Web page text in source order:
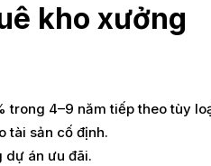
kho xưởng
trong 4–9 năm tiếp theo tùy
tài sản cố định.
dự án ưu đãi.